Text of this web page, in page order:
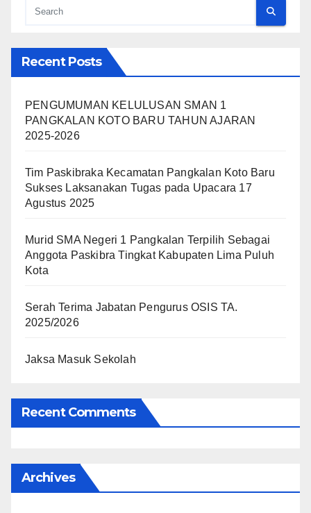
Recent Posts
PENGUMUMAN KELULUSAN SMAN 1
PANGKALAN KOTO BARU TAHUN AJARAN
2025-2026
Tim Paskibraka Kecamatan Pangkalan Koto Baru
Sukses Laksanakan Tugas pada Upacara 17
Agustus 2025
Murid SMA Negeri 1 Pangkalan Terpilih Sebagai
Anggota Paskibra Tingkat Kabupaten Lima Puluh
Kota
Serah Terima Jabatan Pengurus OSIS TA.
2025/2026
Jaksa Masuk Sekolah
Recent Comments
Archives